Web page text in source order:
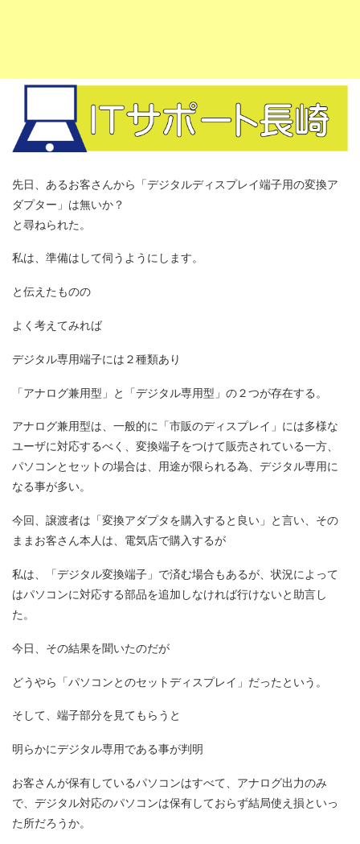
先日、あるお客さんから「デジタルディスプレイ端子用の変換ア
ダプター」は無いか？
と尋ねられた。
私は、準備はして伺うようにします。
と伝えたものの
よく考えてみれば
デジタル専用端子には２種類あり
「アナログ兼用型」と「デジタル専用型」の２つが存在する。
アナログ兼用型は、一般的に「市販のディスプレイ」には多様な
ユーザに対応するべく、変換端子をつけて販売されている一方、
パソコンとセットの場合は、用途が限られる為、デジタル専用に
なる事が多い。
今回、譲渡者は「変換アダプタを購入すると良い」と言い、その
ままお客さん本人は、電気店で購入するが
私は、「デジタル変換端子」で済む場合もあるが、状況によって
はパソコンに対応する部品を追加しなければ行けないと助言し
た。
今日、その結果を聞いたのだが
どうやら「パソコンとのセットディスプレイ」だったという。
そして、端子部分を見てもらうと
明らかにデジタル専用である事が判明
お客さんが保有しているパソコンはすべて、アナログ出力のみ
で、デジタル対応のパソコンは保有しておらず結局使え損といっ
た所だろうか。